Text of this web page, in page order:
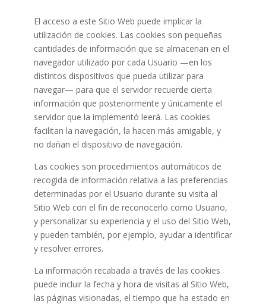
El acceso a este Sitio Web puede implicar la
utilización de cookies. Las cookies son pequeñas
cantidades de información que se almacenan en el
navegador utilizado por cada Usuario —en los
distintos dispositivos que pueda utilizar para
navegar— para que el servidor recuerde cierta
información que posteriormente y únicamente el
servidor que la implementó leerá. Las cookies
facilitan la navegación, la hacen más amigable, y
no dañan el dispositivo de navegación.
Las cookies son procedimientos automáticos de
recogida de información relativa a las preferencias
determinadas por el Usuario durante su visita al
Sitio Web con el fin de reconocerlo como Usuario,
y personalizar su experiencia y el uso del Sitio Web,
y pueden también, por ejemplo, ayudar a identificar
y resolver errores.
La información recabada a través de las cookies
puede incluir la fecha y hora de visitas al Sitio Web,
las páginas visionadas, el tiempo que ha estado en